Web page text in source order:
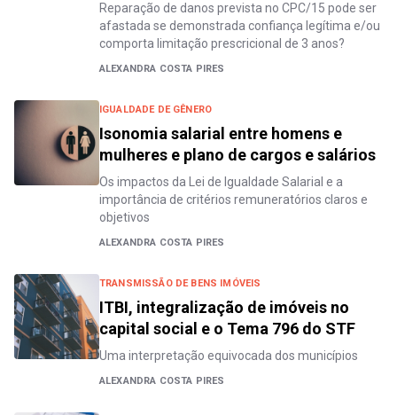
Reparação de danos prevista no CPC/15 pode ser
afastada se demonstrada confiança legítima e/ou
comporta limitação prescricional de 3 anos?
ALEXANDRA COSTA PIRES
IGUALDADE DE GÊNERO
Isonomia salarial entre homens e
mulheres e plano de cargos e salários
Os impactos da Lei de Igualdade Salarial e a
importância de critérios remuneratórios claros e
objetivos
ALEXANDRA COSTA PIRES
TRANSMISSÃO DE BENS IMÓVEIS
ITBI, integralização de imóveis no
capital social e o Tema 796 do STF
Uma interpretação equivocada dos municípios
ALEXANDRA COSTA PIRES